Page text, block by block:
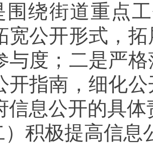
围绕街道重点
宽公开形式，
与度；二是严
开指南，细化
信息公开的具
）积极提高信息